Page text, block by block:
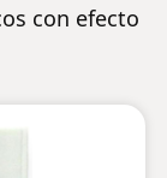
con efecto